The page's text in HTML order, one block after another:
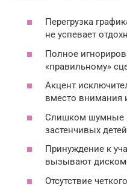
Перегрузка
не успевает
Полное
«правильному»
Акцент
вместо внимания
Слишком шумные
застенчивых
Принуждение к
вызывают
Отсутствие